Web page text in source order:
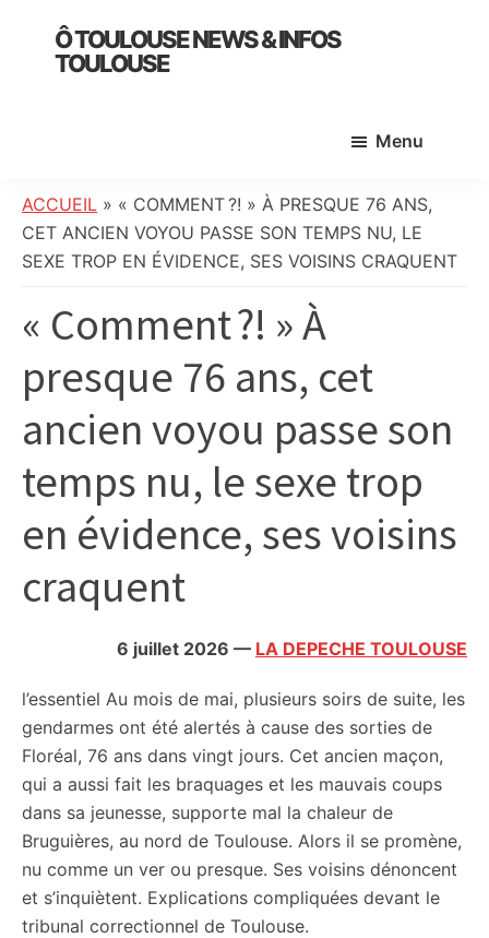
primary
Ô TOULOUSE NEWS & INFOS
TOULOUSE
:
info
locale,
culture,
politique,
météo,
divers
initiatives
citoyennes
Menu
ACCUEIL » « COMMENT ?! » À PRESQUE 76 ANS,
CET ANCIEN VOYOU PASSE SON TEMPS NU, LE
SEXE TROP EN ÉVIDENCE, SES VOISINS CRAQUENT
« Comment ?! » À
presque 76 ans, cet
ancien voyou passe son
temps nu, le sexe trop
en évidence, ses voisins
craquent
6 juillet 2026 — LA DEPECHE TOULOUSE
l’essentiel Au mois de mai, plusieurs soirs de suite, les
gendarmes ont été alertés à cause des sorties de
Floréal, 76 ans dans vingt jours. Cet ancien maçon,
qui a aussi fait les braquages et les mauvais coups
dans sa jeunesse, supporte mal la chaleur de
Bruguières, au nord de Toulouse. Alors il se promène,
nu comme un ver ou presque. Ses voisins dénoncent
et s’inquiètent. Explications compliquées devant le
tribunal correctionnel de Toulouse.